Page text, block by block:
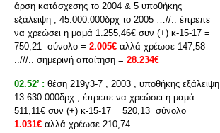
άρση κατάσχεσης το 2004 & 5 υποθήκης
εξάλειψη , 45.000.000δρχ το 2005 …//.. έπρεπε
να χρεώσει η μαμά 1.255,46€ συν (+) κ-15-17 =
750,21 σύνολο = 2.005€ αλλά χρέωσε 147,58
..///.. σημερινή απαίτηση = 28.234€
02.52’ : θέση 219γ3-7 , 2003 , υποθήκης εξάλειψη
13.630.000δρχ , έπρεπε να χρεώσει η μαμά
511,11€ συν (+) κ-15-17 = 520,13 σύνολο =
1.031€ αλλά χρέωσε 210,74